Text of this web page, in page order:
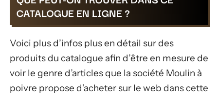
CATALOGUE EN LIGNE ?
Voici plus d’infos plus en détail sur des
produits du catalogue afin d’être en mesure de
voir le genre d’articles que la société Moulin à
poivre propose d’acheter sur le web dans cette